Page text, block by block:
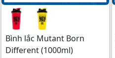
Bình lắc Mutant Born
Different (1000ml)